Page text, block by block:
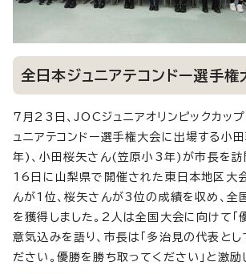
全日本ジュニアテコンドー選手権
7月23日、JOCジュニアオリンピックカッ
ュニアテコンドー選手権大会に出場する小
年)、小田桜矢さん(笠原小3年)が市長を訪
16日に山梨県で開催された東日本地区大
んが1位、桜矢さんが3位の成績を収め、全
を獲得しました。2人は全国大会に向けて「
意気込みを語り、市長は「多治見の代表と
ださい。優勝を勝ち取ってください」と激励